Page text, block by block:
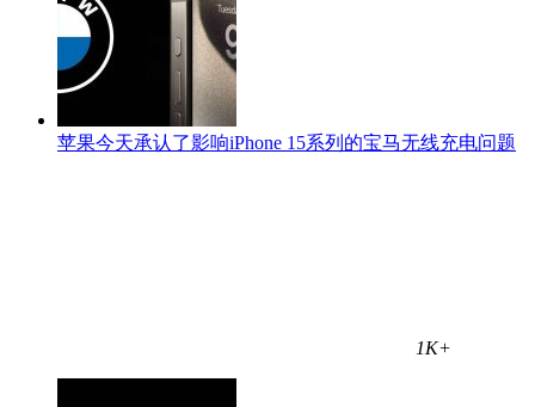
苹果今天承认了影响iPhone 15系列的宝马无线充电问题
1K+